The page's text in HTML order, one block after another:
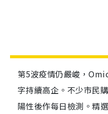
第5波疫情仍嚴峻，
字持續高企。不少市民
陽性後作每日檢測。精